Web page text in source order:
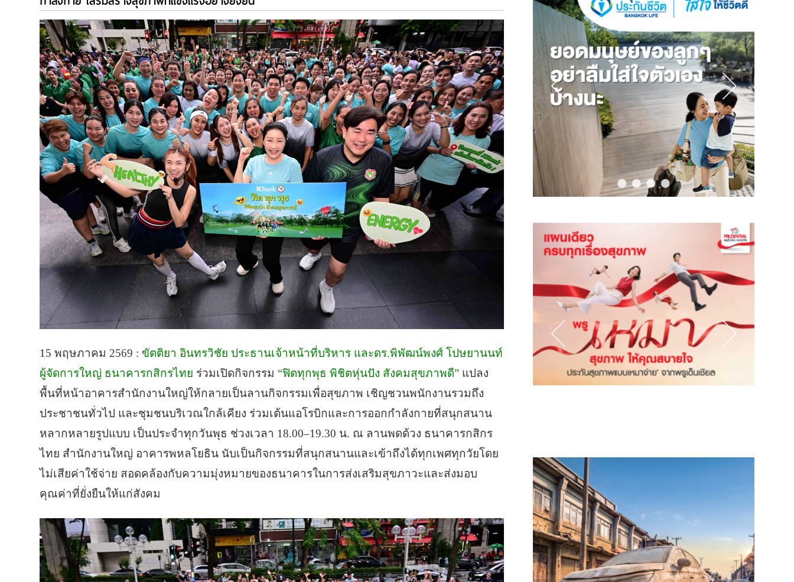
15 พฤษภาคม 2569 : ขัตติยา อินทรวิชัย ประธานเจ้าหน้าที่บริหาร และดร.พิพัฒน์พงศ์ โปษยานนท์
ผู้จัดการใหญ่ ธนาคารกสิกรไทย ร่วมเปิดกิจกรรม “ฟิตทุกพุธ พิชิตหุ่นปัง สังคมสุขภาพดี” แปลง
พื้นที่หน้าอาคารสำนักงานใหญ่ให้กลายเป็นลานกิจกรรมเพื่อสุขภาพ เชิญชวนพนักงานรวมถึง
ประชาชนทั่วไป และชุมชนบริเวณใกล้เคียง ร่วมเต้นแอโรบิกและการออกกำลังกายที่สนุกสนาน
หลากหลายรูปแบบ เป็นประจำทุกวันพุธ ช่วงเวลา 18.00–19.30 น. ณ ลานพดด้วง ธนาคารกสิกร
ไทย สำนักงานใหญ่ อาคารพหลโยธิน นับเป็นกิจกรรมที่สนุกสนานและเข้าถึงได้ทุกเพศทุกวัยโดย
ไม่เสียค่าใช้จ่าย สอดคล้องกับความมุ่งหมายของธนาคารในการส่งเสริมสุขภาวะและส่งมอบ
คุณค่าที่ยั่งยืนให้แก่สังคม